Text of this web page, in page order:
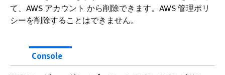
て、AWS アカウント から削除できます。AWS 管理ポリ
シーを削除することはできません。
Console